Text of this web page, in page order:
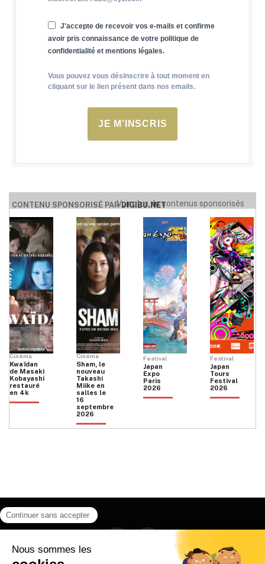
J'accepte de recevoir vos e-mails et confirme
avoir pris connaissance de votre politique de
confidentialité et mentions légales.
Vous pouvez vous désinscrire à tout moment en
cliquant sur le lien présent dans nos emails.
JE M'INSCRIS
CONTENU SPONSORISÉ PARDIGIBU.NET
Voir plus de contenus sponsorisés
Cinéma
Kwaïdan
de Masaki
Kobayashi
restauré
en 4k
Cinéma
Sham, le
nouveau
Takashi
Miike en
salles le
16
septembre
2026
Festival
Japan
Expo
Paris
2026
Festival
Japan
Tours
Festival
2026
Instagram